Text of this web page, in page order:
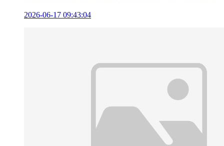
2026-06-17 09:43:04